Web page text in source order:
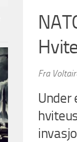
Fra
Under